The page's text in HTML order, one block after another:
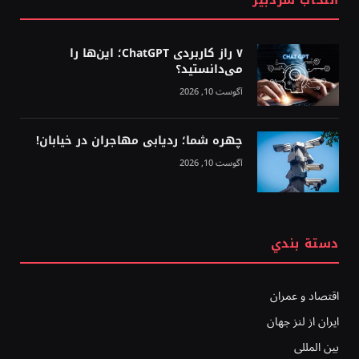
۷ راز کاربردی ChatGPT؛ این‌ها را
می‌دانستید؟
آگوست 10, 2026
چهره شما؛ ردیابی مهاجران در خیابان!
آگوست 10, 2026
دستة بندي
اقتصاد و عمران
ایران از لنز جهان
بين المللى